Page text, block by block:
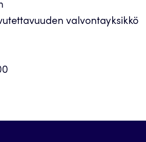
valvontayksikkö